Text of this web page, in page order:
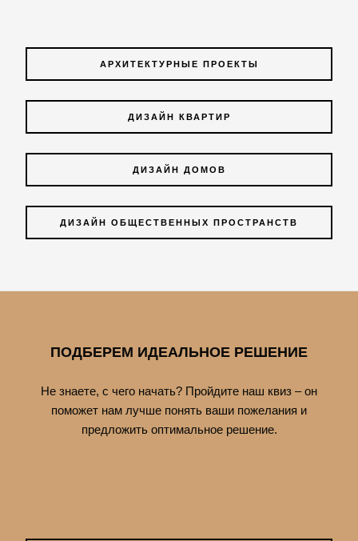
АРХИТЕКТУРНЫЕ ПРОЕКТЫ
ДИЗАЙН КВАРТИР
ДИЗАЙН ДОМОВ
ДИЗАЙН ОБЩЕСТВЕННЫХ ПРОСТРАНСТВ
ПОДБЕРЕМ ИДЕАЛЬНОЕ РЕШЕНИЕ
Не знаете, с чего начать? Пройдите наш квиз – он
поможет нам лучше понять ваши пожелания и
предложить оптимальное решение.